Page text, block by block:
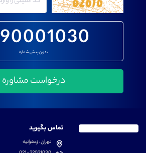
90001030
بدون پیش شماره
تماس بگیرید
تهران، زعفرانیه